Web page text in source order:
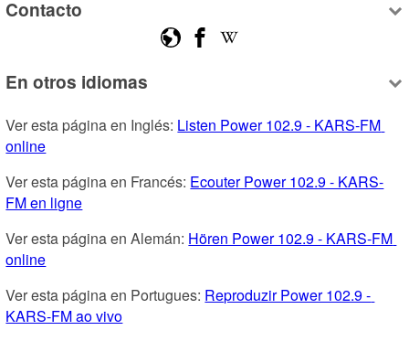
Contacto
En otros idiomas
Ver esta página en Inglés: Listen Power 102.9 - KARS-FM
online
Ver esta página en Francés: Ecouter Power 102.9 - KARS-
FM en ligne
Ver esta página en Alemán: Hören Power 102.9 - KARS-FM
online
Ver esta página en Portugues: Reproduzir Power 102.9 -
KARS-FM ao vivo